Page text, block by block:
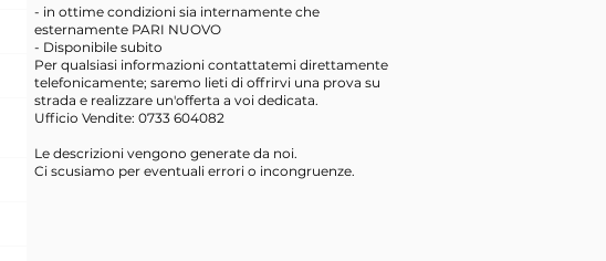
- in ottime condizioni sia internamente che
esternamente PARI NUOVO
- Disponibile subito
Per qualsiasi informazioni contattatemi direttamente
telefonicamente; saremo lieti di offrirvi una prova su
strada e realizzare un'offerta a voi dedicata.
Ufficio Vendite: 0733 604082
Le descrizioni vengono generate da noi.
Ci scusiamo per eventuali errori o incongruenze.